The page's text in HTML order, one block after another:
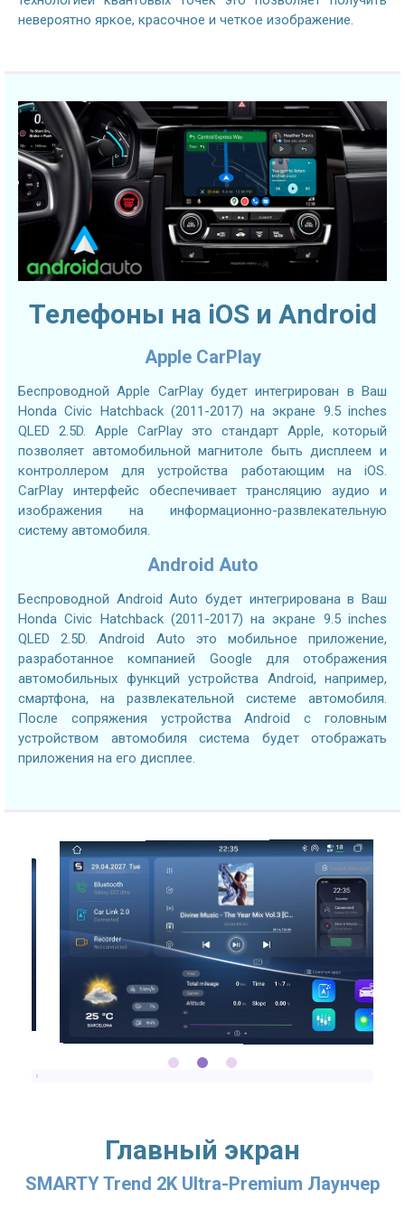
невероятно яркое, красочное и четкое изображение.
Телефоны на iOS и Android
Apple CarPlay
Беспроводной Apple CarPlay будет интегрирован в Ваш
Honda Civic Hatchback (2011-2017) на экране 9.5 inches
QLED 2.5D. Apple CarPlay это стандарт Apple, который
позволяет автомобильной магнитоле быть дисплеем и
контроллером для устройства работающим на iOS.
CarPlay интерфейс обеспечивает трансляцию аудио и
изображения на информационно-развлекательную
систему автомобиля.
Android Auto
Беспроводной Android Auto будет интегрирована в Ваш
Honda Civic Hatchback (2011-2017) на экране 9.5 inches
QLED 2.5D. Android Auto это мобильное приложение,
разработанное компанией Google для отображения
автомобильных функций устройства Android, например,
смартфона, на развлекательной системе автомобиля.
После сопряжения устройства Android с головным
устройством автомобиля система будет отображать
приложения на его дисплее.
2.7GHZ CPU
Главный экран
SMARTY Trend 2K Ultra-Premium Лаунчер